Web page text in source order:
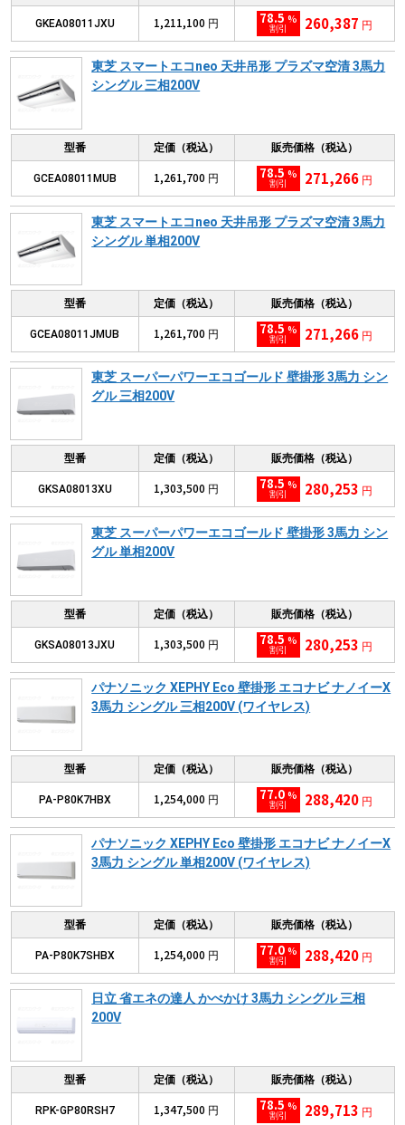
GKEA08011JXU 1,211,100 円 78.5 %
割引 260,387 円
東芝 スマートエコneo 天井吊形 プラズマ空清 3馬力
シングル 三相200V
型番 定価（税込） 販売価格（税込）
GCEA08011MUB 1,261,700 円 78.5 %
割引 271,266 円
東芝 スマートエコneo 天井吊形 プラズマ空清 3馬力
シングル 単相200V
型番 定価（税込） 販売価格（税込）
GCEA08011JMUB 1,261,700 円 78.5 %
割引 271,266 円
東芝 スーパーパワーエコゴールド 壁掛形 3馬力 シン
グル 三相200V
型番 定価（税込） 販売価格（税込）
GKSA08013XU 1,303,500 円 78.5 %
割引 280,253 円
東芝 スーパーパワーエコゴールド 壁掛形 3馬力 シン
グル 単相200V
型番 定価（税込） 販売価格（税込）
GKSA08013JXU 1,303,500 円 78.5 %
割引 280,253 円
パナソニック XEPHY Eco 壁掛形 エコナビ ナノイーX
3馬力 シングル 三相200V (ワイヤレス)
型番 定価（税込） 販売価格（税込）
PA-P80K7HBX 1,254,000 円 77.0 %
割引 288,420 円
パナソニック XEPHY Eco 壁掛形 エコナビ ナノイーX
3馬力 シングル 単相200V (ワイヤレス)
型番 定価（税込） 販売価格（税込）
PA-P80K7SHBX 1,254,000 円 77.0 %
割引 288,420 円
日立 省エネの達人 かべかけ 3馬力 シングル 三相
200V
型番 定価（税込） 販売価格（税込）
RPK-GP80RSH7 1,347,500 円 78.5 %
割引 289,713 円